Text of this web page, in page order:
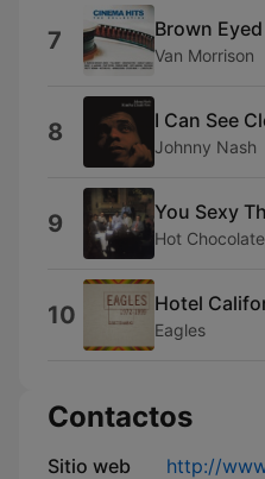
7 Brown
Van Morrison
8 I Can See
Johnny Nash
9 You Sexy
Hot Chocolate
10 Hotel
Eagles
Contactos
Sitio web
http://